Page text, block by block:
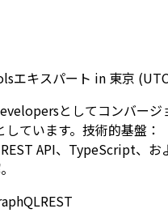
エキスパート in 東京
としてコンバージ
ています。技術的基盤：
API、TypeScript、お
REST